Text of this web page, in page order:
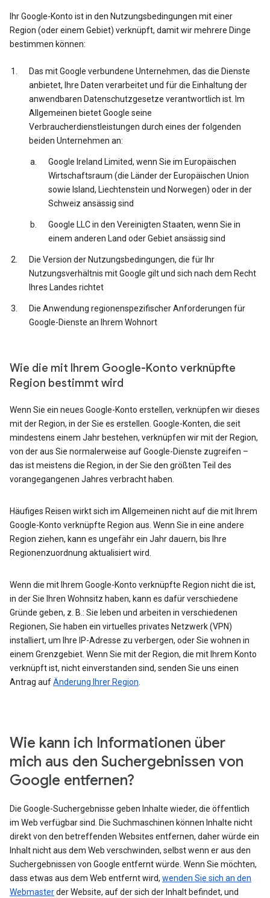
Ihr Google-Konto ist in den Nutzungsbedingungen mit einer
Region (oder einem Gebiet) verknüpft, damit wir mehrere Dinge
bestimmen können:
Das mit Google verbundene Unternehmen, das die Dienste
anbietet, Ihre Daten verarbeitet und für die Einhaltung der
anwendbaren Datenschutzgesetze verantwortlich ist. Im
Allgemeinen bietet Google seine
Verbraucherdienstleistungen durch eines der folgenden
beiden Unternehmen an:
Google Ireland Limited, wenn Sie im Europäischen
Wirtschaftsraum (die Länder der Europäischen Union
sowie Island, Liechtenstein und Norwegen) oder in der
Schweiz ansässig sind
Google LLC in den Vereinigten Staaten, wenn Sie in
einem anderen Land oder Gebiet ansässig sind
Die Version der Nutzungsbedingungen, die für Ihr
Nutzungsverhältnis mit Google gilt und sich nach dem Recht
Ihres Landes richtet
Die Anwendung regionenspezifischer Anforderungen für
Google-Dienste an Ihrem Wohnort
Wie die mit Ihrem Google-Konto verknüpfte
Region bestimmt wird
Wenn Sie ein neues Google-Konto erstellen, verknüpfen wir dieses
mit der Region, in der Sie es erstellen. Google-Konten, die seit
mindestens einem Jahr bestehen, verknüpfen wir mit der Region,
von der aus Sie normalerweise auf Google-Dienste zugreifen –
das ist meistens die Region, in der Sie den größten Teil des
vorangegangenen Jahres verbracht haben.
Häufiges Reisen wirkt sich im Allgemeinen nicht auf die mit Ihrem
Google-Konto verknüpfte Region aus. Wenn Sie in eine andere
Region ziehen, kann es ungefähr ein Jahr dauern, bis Ihre
Regionenzuordnung aktualisiert wird.
Wenn die mit Ihrem Google-Konto verknüpfte Region nicht die ist,
in der Sie Ihren Wohnsitz haben, kann es dafür verschiedene
Gründe geben, z. B.: Sie leben und arbeiten in verschiedenen
Regionen, Sie haben ein virtuelles privates Netzwerk (VPN)
installiert, um Ihre IP-Adresse zu verbergen, oder Sie wohnen in
einem Grenzgebiet. Wenn Sie mit der Region, die mit Ihrem Konto
verknüpft ist, nicht einverstanden sind, senden Sie uns einen
Antrag aufÄnderung Ihrer Region
Wie kann ich Informationen über
mich aus den Suchergebnissen von
Google entfernen?
Die Google-Suchergebnisse geben Inhalte wieder, die öffentlich
im Web verfügbar sind. Die Suchmaschinen können Inhalte nicht
direkt von den betreffenden Websites entfernen, daher würde ein
Inhalt nicht aus dem Web verschwinden, selbst wenn er aus den
Suchergebnissen von Google entfernt würde. Wenn Sie möchten,
dass etwas aus dem Web entfernt wird, wenden Sie sich an den
Webmasterder Website, auf der sich der Inhalt befindet, und